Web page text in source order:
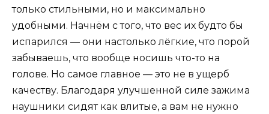
только стильными, но и максимально
удобными. Начнём с того, что вес их будто бы
испарился — они настолько лёгкие, что порой
забываешь, что вообще носишь что-то на
голове. Но самое главное — это не в ущерб
качеству. Благодаря улучшенной силе зажима
наушники сидят как влитые, а вам не нужно